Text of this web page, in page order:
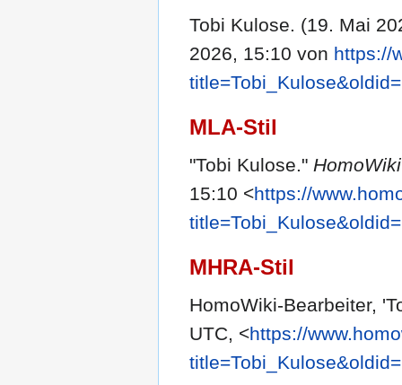
Tobi Kulose. (19. Mai
2026, 15:10 von https://
MLA-Stil
"Tobi Kulose." HomoWiki
15:10 <https://
MHRA-Stil
HomoWiki-Bearbeiter,
UTC, <https://